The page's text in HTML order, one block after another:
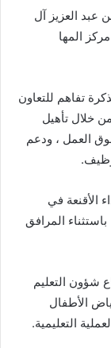
عبد العزيز آل
المها
ومؤسسة قطر في 17 مايو مذكرة تفاهم للتعاون
خلال تأهيل
العمل ، ودعم
الأقنعة في
المرافق
شؤون التعليم
ورياض الأطفال
التعليمية.